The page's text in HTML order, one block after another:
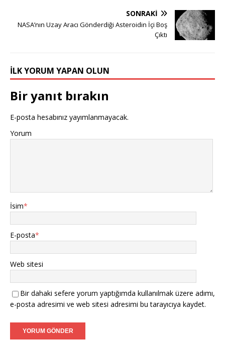
SONRAKI
NASA’nın Uzay Aracı Gönderdiği Asteroidin İçi Boş
Çıktı
İLK YORUM YAPAN OLUN
Bir yanıt bırakın
E-posta hesabınız yayımlanmayacak.
Yorum
İsim*
E-posta*
Web sitesi
Bir dahaki sefere yorum yaptığımda kullanılmak üzere adımı,
e-posta adresimi ve web sitesi adresimi bu tarayıcıya kaydet.